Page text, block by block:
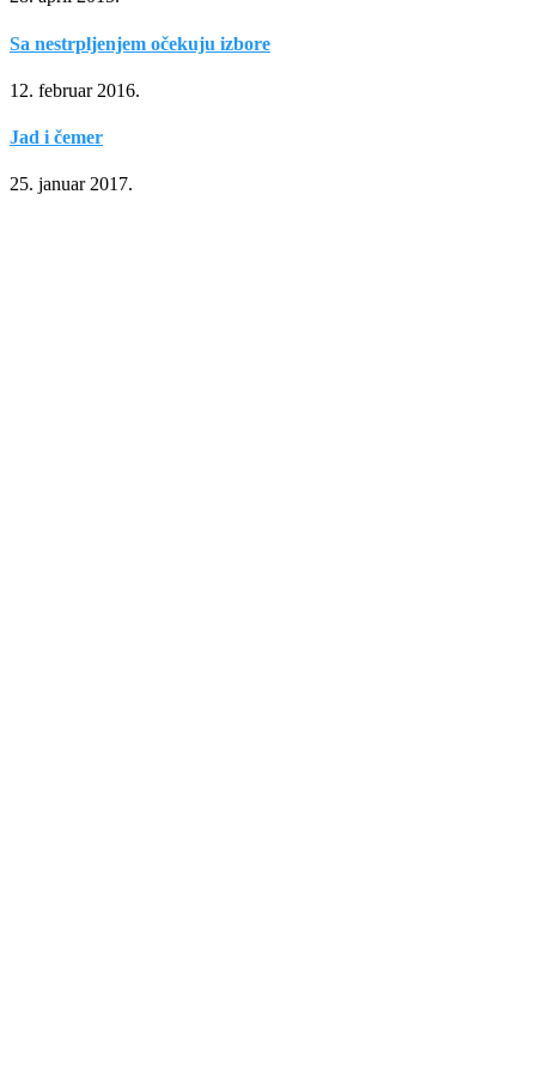
Sa nestrpljenjem očekuju izbore
12. februar 2016.
Jad i čemer
25. januar 2017.